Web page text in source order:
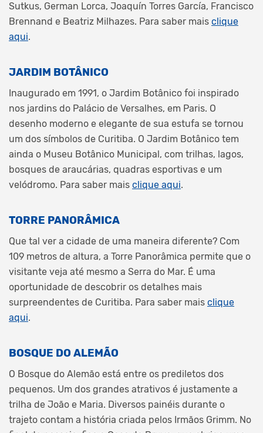
Sutkus, German Lorca, Joaquín Torres García, Francisco
Brennand e Beatriz Milhazes. Para saber mais clique
aqui.
JARDIM BOTÂNICO
Inaugurado em 1991, o Jardim Botânico foi inspirado
nos jardins do Palácio de Versalhes, em Paris. O
desenho moderno e elegante de sua estufa se tornou
um dos símbolos de Curitiba. O Jardim Botânico tem
ainda o Museu Botânico Municipal, com trilhas, lagos,
bosques de araucárias, quadras esportivas e um
velódromo. Para saber mais clique aqui.
TORRE PANORÂMICA
Que tal ver a cidade de uma maneira diferente? Com
109 metros de altura, a Torre Panorâmica permite que o
visitante veja até mesmo a Serra do Mar. É uma
oportunidade de descobrir os detalhes mais
surpreendentes de Curitiba. Para saber mais clique
aqui.
BOSQUE DO ALEMÃO
O Bosque do Alemão está entre os prediletos dos
pequenos. Um dos grandes atrativos é justamente a
trilha de João e Maria. Diversos painéis durante o
trajeto contam a história criada pelos Irmãos Grimm. No